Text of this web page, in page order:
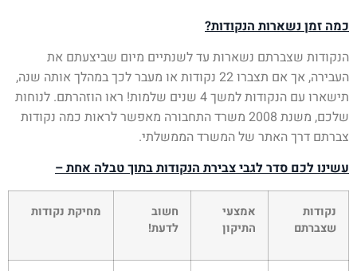
כמה זמן נשארות הנקודות?
הנקודות שצברתם נשארות עד לשנתיים מיום שביצעתם את
העבירה, אך אם תצברו 22 נקודות או מעבר לכך במהלך אותה שנה,
תישארו עם הנקודות למשך 4 שנים שלמות! ראו הוזהרתם. לנוחות
שלכם, משנת 2008 משרד התחבורה מאפשר לראות כמה נקודות
צברתם דרך האתר של המשרד הממשלתי.
עשינו לכם סדר לגבי צבירת הנקודות בתוך טבלה אחת –
נקודות
שצברתם
אמצעי
התיקון
חשוב
לדעת!
מחיקת נקודות